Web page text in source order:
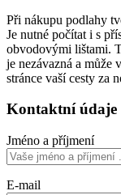
Při nákupu podlahy
Je nutné počítat i s
obvodovými lištami.
je nezávazná a může
stránce vaší cesty za
Kontaktní údaje
Jméno a příjmení
E-mail